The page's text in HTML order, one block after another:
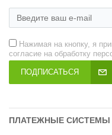
Нажимая на кнопку, я
согласие на обработку
ПОДПИСАТЬСЯ
ПЛАТЕЖНЫЕ СИСТЕМЫ